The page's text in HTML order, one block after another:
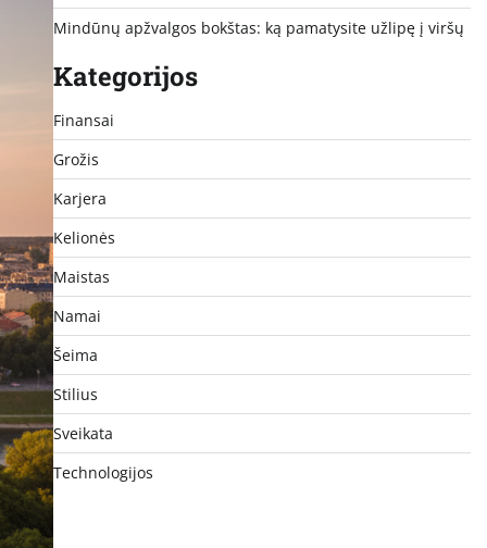
Mindūnų apžvalgos bokštas: ką pamatysite užlipę į viršų
Kategorijos
Finansai
Grožis
Karjera
Kelionės
Maistas
Namai
Šeima
Stilius
Sveikata
Technologijos